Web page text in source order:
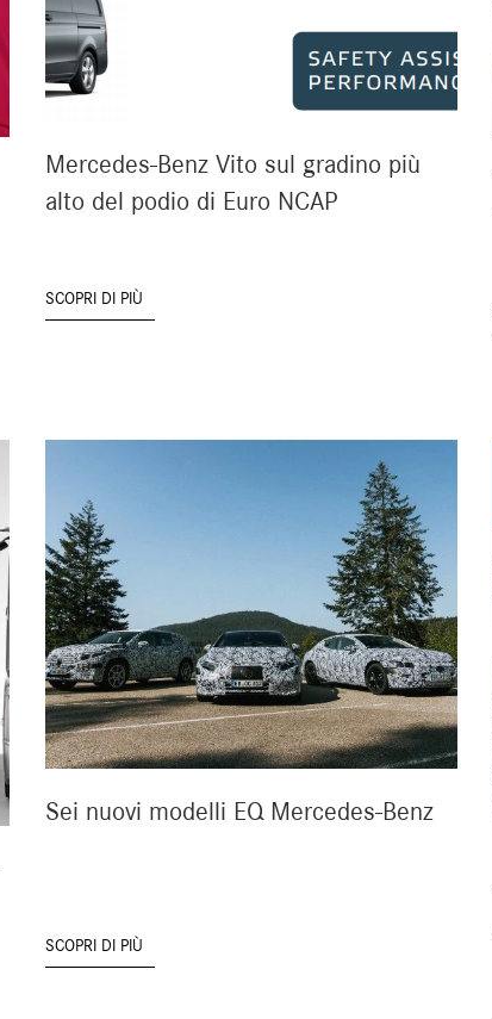
Mercedes-Benz Vito sul gradino più
alto del podio di Euro NCAP
SCOPRI DI PIÙ
Sei nuovi modelli EQ Mercedes-Benz
SCOPRI DI PIÙ